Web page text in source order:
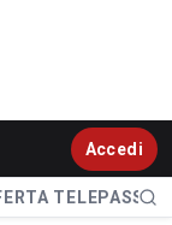
Accedi
TELEPASS